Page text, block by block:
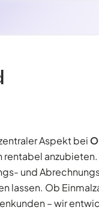
Aspekt bei
rentabel
und
lassen. Ob
– wir